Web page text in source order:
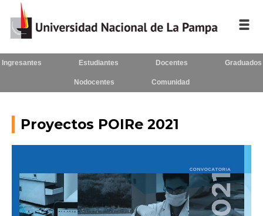
La UNLPam
Consejo Superior
Rectorado / Secretarías
Facultades
Contacto
Ingresantes Estudiantes Docentes Graduados
Nodocentes Comunidad
Proyectos POIRe 2021